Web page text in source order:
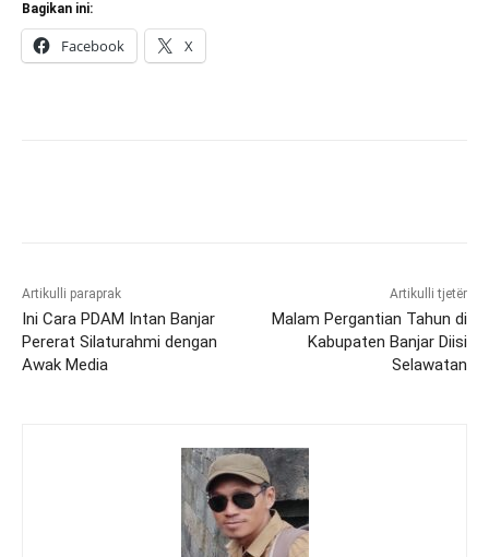
Bagikan ini:
Facebook X
Artikulli paraprak
Ini Cara PDAM Intan Banjar
Pererat Silaturahmi dengan
Awak Media
Artikulli tjetër
Malam Pergantian Tahun di
Kabupaten Banjar Diisi
Selawatan